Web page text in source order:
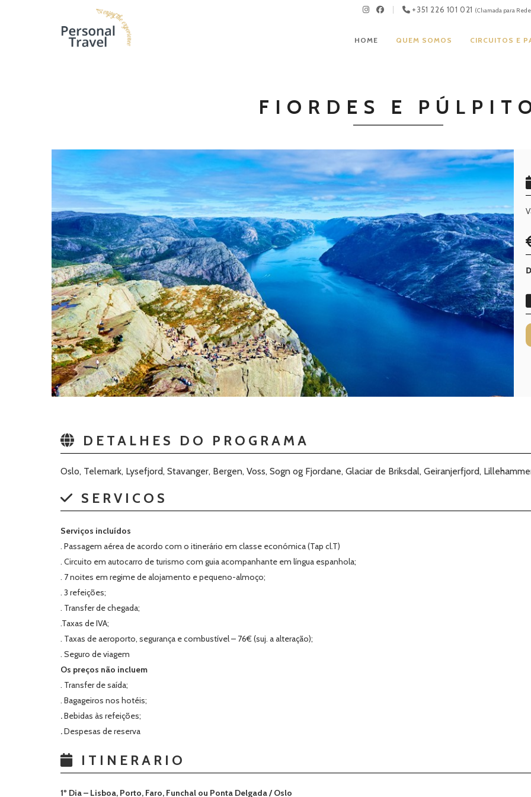
+351 226 101 021 (Chamada para
HOME QUEM SOMOS CIRCUITOS E
FIORDES E
DETALHES DO PROGRAMA
Oslo, Telemark, Lysefjord, Stavanger, Bergen, Voss, Sogn og Fjordane, Glaciar de Briksdal, Geiranjerfjord,
SERVICOS
Serviços incluídos
. Passagem aérea de acordo com o itinerário em classe económica (Tap cl.T)
. Circuito em autocarro de turismo com guia acompanhante em língua espanhola;
. 7 noites em regime de alojamento e pequeno-almoço;
. 3 refeições;
. Transfer de chegada;
.Taxas de IVA;
. Taxas de aeroporto, segurança e combustível – 76€ (suj. a alteração);
. Seguro de viagem
Os preços não incluem
. Transfer de saída;
. Bagageiros nos hotéis;
.Bebidas às refeições;
.Despesas de reserva
ITINERARIO
1º Dia – Lisboa, Porto, Faro, Funchal ou Ponta Delgada /Oslo